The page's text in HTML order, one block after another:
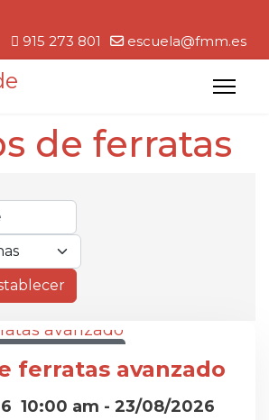
915 273 801 escuela@fmm.es
de ferratas
ferratas avanzado
10:00 am - 23/08/2026